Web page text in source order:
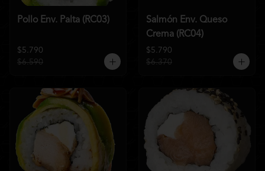
Pollo Env. Palta (RC03)
$5.790
$6.590
Salmón Env. Queso
Crema (RC04)
$5.790
$6.370